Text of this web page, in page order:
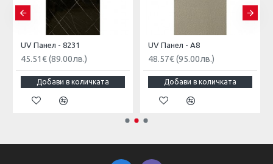
UV Панел - 8231
45.51€(89.00лв.)
Добави в количката
UV Панел - А8
48.57€(95.00лв.)
Добави в количката